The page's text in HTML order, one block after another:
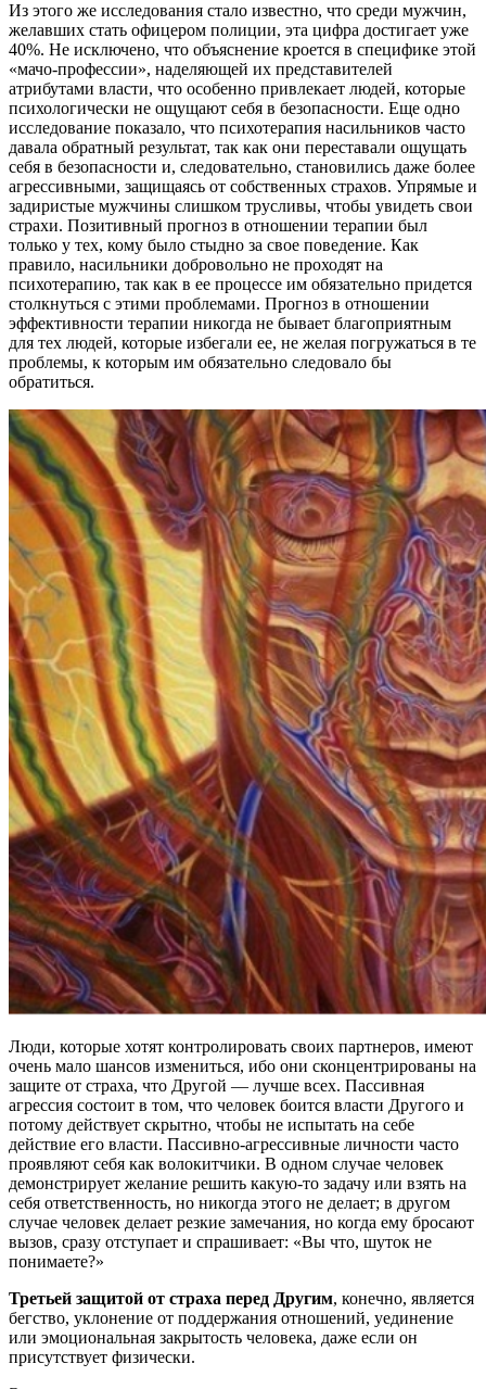
Из этого же исследования стало известно, что среди мужчин,
желавших стать офицером полиции, эта цифра достигает уже
40%. Не исключено, что объяснение кроется в специфике этой
«мачо-профессии», наделяющей их представителей
атрибутами власти, что особенно привлекает людей, которые
психологически не ощущают себя в безопасности. Еще одно
исследование показало, что психотерапия насильников часто
давала обратный результат, так как они переставали ощущать
себя в безопасности и, следовательно, становились даже более
агрессивными, защищаясь от собственных страхов. Упрямые и
задиристые мужчины слишком трусливы, чтобы увидеть свои
страхи. Позитивный прогноз в отношении терапии был
только у тех, кому было стыдно за свое поведение. Как
правило, насильники добровольно не проходят на
психотерапию, так как в ее процессе им обязательно придется
столкнуться с этими проблемами. Прогноз в отношении
эффективности терапии никогда не бывает благоприятным
для тех людей, которые избегали ее, не желая погружаться в те
проблемы, к которым им обязательно следовало бы
обратиться.
Люди, которые хотят контролировать своих партнеров, имеют
очень мало шансов измениться, ибо они сконцентрированы на
защите от страха, что Другой — лучше всех. Пассивная
агрессия состоит в том, что человек боится власти Другого и
потому действует скрытно, чтобы не испытать на себе
действие его власти. Пассивно-агрессивные личности часто
проявляют себя как волокитчики. В одном случае человек
демонстрирует желание решить какую-то задачу или взять на
себя ответственность, но никогда этого не делает; в другом
случае человек делает резкие замечания, но когда ему бросают
вызов, сразу отступает и спрашивает: «Вы что, шуток не
понимаете?»
Третьей защитой от страха перед Другим, конечно, является
бегство, уклонение от поддержания отношений, уединение
или эмоциональная закрытость человека, даже если он
присутствует физически.